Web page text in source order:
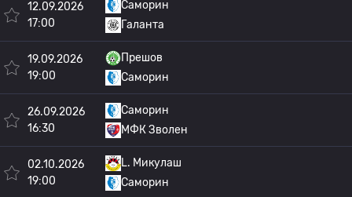
12.09.2026
17:00
Саморин
Галанта
19.09.2026
19:00
Прешов
Саморин
26.09.2026
16:30
Саморин
МФК Зволен
02.10.2026
19:00
L. Микулаш
Саморин